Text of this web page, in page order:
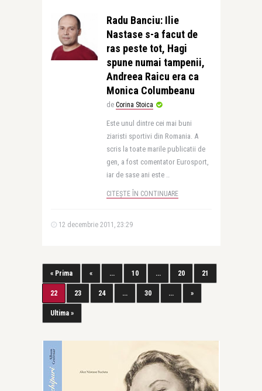
Radu Banciu: Ilie
Nastase s-a facut de
ras peste tot, Hagi
spune numai tampenii,
Andreea Raicu era ca
Monica Columbeanu
de Corina Stoica
Este unul dintre cei mai buni
ziaristi sportivi din Romania. A
scris la toate marile publicatii de
gen, a fost comentator Eurosport,
iar de sase ani este ..
CITEȘTE ÎN CONTINUARE
12 decembrie 2011, 23:29
« Prima « ... 10 ... 20 21
22 23 24 ... 30 ... »
Ultima »